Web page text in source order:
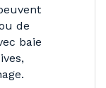
de
baie